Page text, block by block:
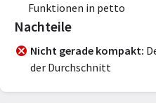
Funktionen in petto
Nachteile
Nicht gerade kompakt
der Durchschnitt